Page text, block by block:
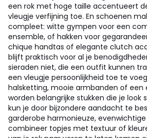
een rok met hoge taille accentueert
vleugje verfijning toe. En schoenen
compleet: witte gympen voor een
ensemble, of hakken voor
chique handtas of elegante clutch
blijft praktisch voor al je
sieraden niet, die een outfit kunnen
een vleugje persoonlijkheid toe te
halsketting, mooie armbanden of een
worden belangrijke stukken die je look
kun je door bijzondere aandacht te
garderobe harmonieuze,
combineer topjes met textuur of